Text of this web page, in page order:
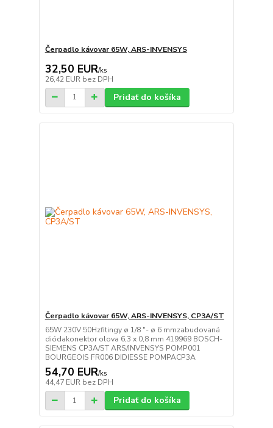
Čerpadlo kávovar 65W, ARS-INVENSYS
32,50 EUR/ks
26,42 EUR bez DPH
Pridať do košíka
Čerpadlo kávovar 65W, ARS-INVENSYS, CP3A/ST
65W 230V 50Hzfitingy ø 1/8 "- ø 6 mmzabudovaná
diódakonektor olova 6,3 x 0,8 mm 419969 BOSCH-
SIEMENS CP3A/ST ARS/INVENSYS POMP001
BOURGEOIS FR006 DIDIESSE POMPACP3A
54,70 EUR/ks
44,47 EUR bez DPH
Pridať do košíka